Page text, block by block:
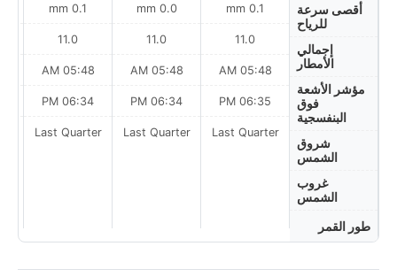
أقصى سرعة
للرياح
إجمالي
الأمطار
مؤشر الأشعة
فوق
البنفسجية
شروق
الشمس
غروب
الشمس
طور القمر
0.1 mm
11.0
05:48 AM
06:35 PM
Last Quarter
0.0 mm
11.0
05:48 AM
06:34 PM
Last Quarter
0.1 mm
11.0
05:48 AM
06:34 PM
Last Quarter